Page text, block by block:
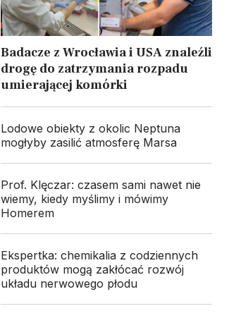
Badacze z Wrocławia i USA znaleźli
drogę do zatrzymania rozpadu
umierającej komórki
Lodowe obiekty z okolic Neptuna
mogłyby zasilić atmosferę Marsa
Prof. Klęczar: czasem sami nawet nie
wiemy, kiedy myślimy i mówimy
Homerem
Ekspertka: chemikalia z codziennych
produktów mogą zakłócać rozwój
układu nerwowego płodu